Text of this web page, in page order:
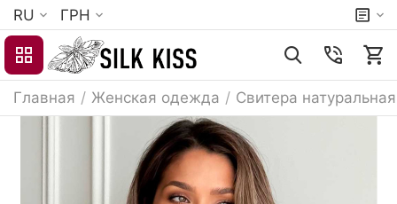
RU ГРН
Главная / Женская одежда / Свитера